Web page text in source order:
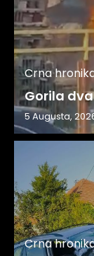
Crna
Gorila
5 Augusta,
Crna